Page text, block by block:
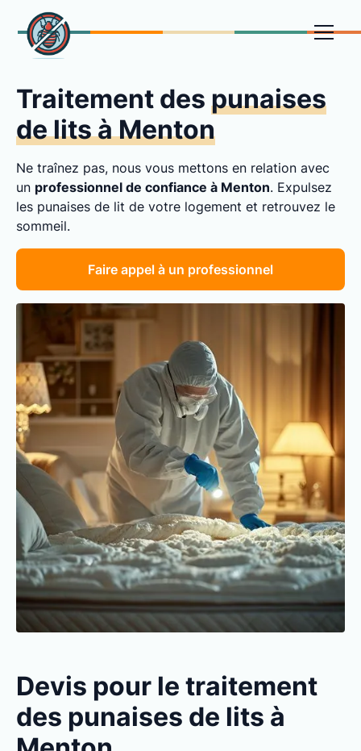
Traitement des punaises
de lits à Menton
Ne traînez pas, nous vous mettons en relation avec
un professionnel de confiance à Menton. Expulsez
les punaises de lit de votre logement et retrouvez le
sommeil.
Faire appel à un professionnel
Devis pour le traitement
des punaises de lits à